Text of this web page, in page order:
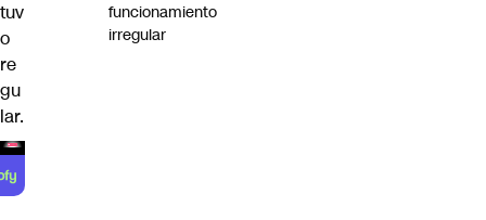
tuv
o
re
gu
lar.
funcionamiento
irregular